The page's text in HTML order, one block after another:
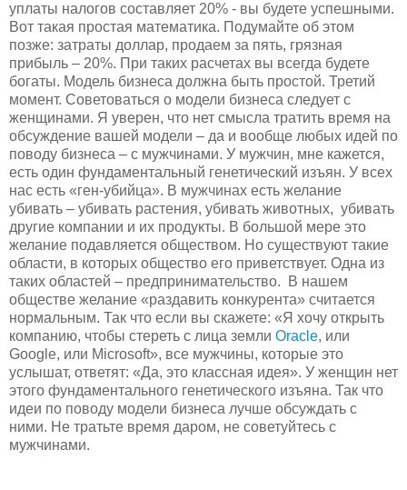
уплаты налогов составляет 20% - вы будете успешными.
Вот такая простая математика. Подумайте об этом
позже: затраты доллар, продаем за пять, грязная
прибыль – 20%. При таких расчетах вы всегда будете
богаты. Модель бизнеса должна быть простой. Третий
момент. Советоваться о модели бизнеса следует с
женщинами. Я уверен, что нет смысла тратить время на
обсуждение вашей модели – да и вообще любых идей по
поводу бизнеса – с мужчинами. У мужчин, мне кажется,
есть один фундаментальный генетический изъян. У всех
нас есть «ген-убийца». В мужчинах есть желание
убивать – убивать растения, убивать животных, убивать
другие компании и их продукты. В большой мере это
желание подавляется обществом. Но существуют такие
области, в которых общество его приветствует. Одна из
таких областей – предпринимательство. В нашем
обществе желание «раздавить конкурента» считается
нормальным. Так что если вы скажете: «Я хочу открыть
компанию, чтобы стереть с лица земли Oracle, или
Google, или Microsoft», все мужчины, которые это
услышат, ответят: «Да, это классная идея». У женщин нет
этого фундаментального генетического изъяна. Так что
идеи по поводу модели бизнеса лучше обсуждать с
ними. Не тратьте время даром, не советуйтесь с
мужчинами.